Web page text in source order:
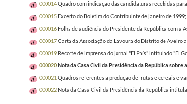
000014Quadro com indicação das candidaturas recebidas
000015 Excerto do Boletim do Contribuinte de janeiro de
000016 Folha de audiência do Presidente da República com a
000017Carta da Associação da Lavoura do Distrito de Aveiro
000019 Recorte de imprensa do jornal "El País" intitulado "El
000020Nota da Casa Civil da Presidência da República
000021 Quadros referentes a produção de frutas e cereais e
000022 Nota da Casa Civil da Presidência da República